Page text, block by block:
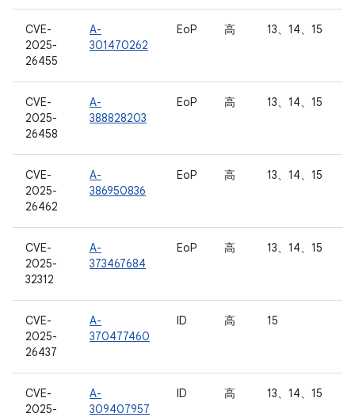
CVE-
2025-
26455
A-
301470262
EoP 高 13、14、15
CVE-
2025-
26458
A-
388828203
EoP 高 13、14、15
CVE-
2025-
26462
A-
386950836
EoP 高 13、14、15
CVE-
2025-
32312
A-
373467684
EoP 高 13、14、15
CVE-
2025-
26437
A-
370477460
ID 高 15
CVE-
2025-
A-
309407957
ID 高 13、14、15